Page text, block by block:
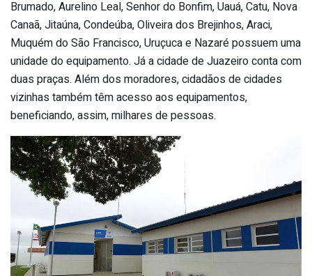
Brumado, Aurelino Leal, Senhor do Bonfim, Uauá, Catu, Nova
Canaã, Jitaúna, Condeúba, Oliveira dos Brejinhos, Araci,
Muquém do São Francisco, Uruçuca e Nazaré possuem uma
unidade do equipamento. Já a cidade de Juazeiro conta com
duas praças. Além dos moradores, cidadãos de cidades
vizinhas também têm acesso aos equipamentos,
beneficiando, assim, milhares de pessoas.